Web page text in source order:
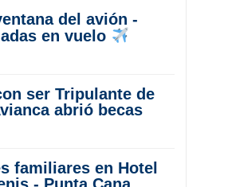
del avión -
en vuelo
ser Tripulante de
abrió becas
familiares en Hotel